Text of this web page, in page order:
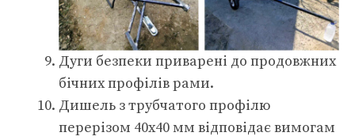
Дуги безпеки приварені до продовжних
бічних профілів рами.
Дишель з трубчатого профілю
перерізом 40х40 мм відповідає вимогам